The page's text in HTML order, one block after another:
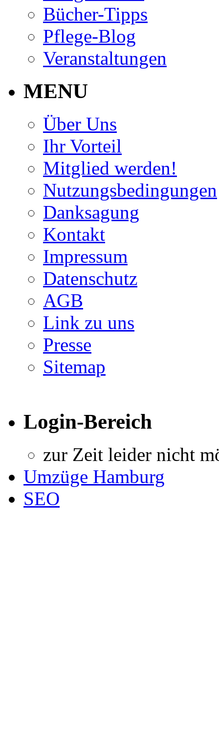
Bücher-Tipps
Pflege-Blog
Veranstaltungen
MENU
Über Uns
Ihr Vorteil
Mitglied werden!
Nutzungsbedingungen
Danksagung
Kontakt
Impressum
Datenschutz
AGB
Link zu uns
Presse
Sitemap
Login-Bereich
zur Zeit leider nicht
Umzüge Hamburg
SEO